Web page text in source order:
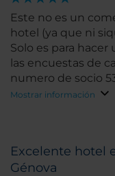
Este no es un
hotel (ya que ni
Solo es para hacer
las encuestas de
numero de socio
escribieron mal el
porque
¿Podrían por
encuesta les
voy a poner
Mostrar información
Excelente hotel
Génova